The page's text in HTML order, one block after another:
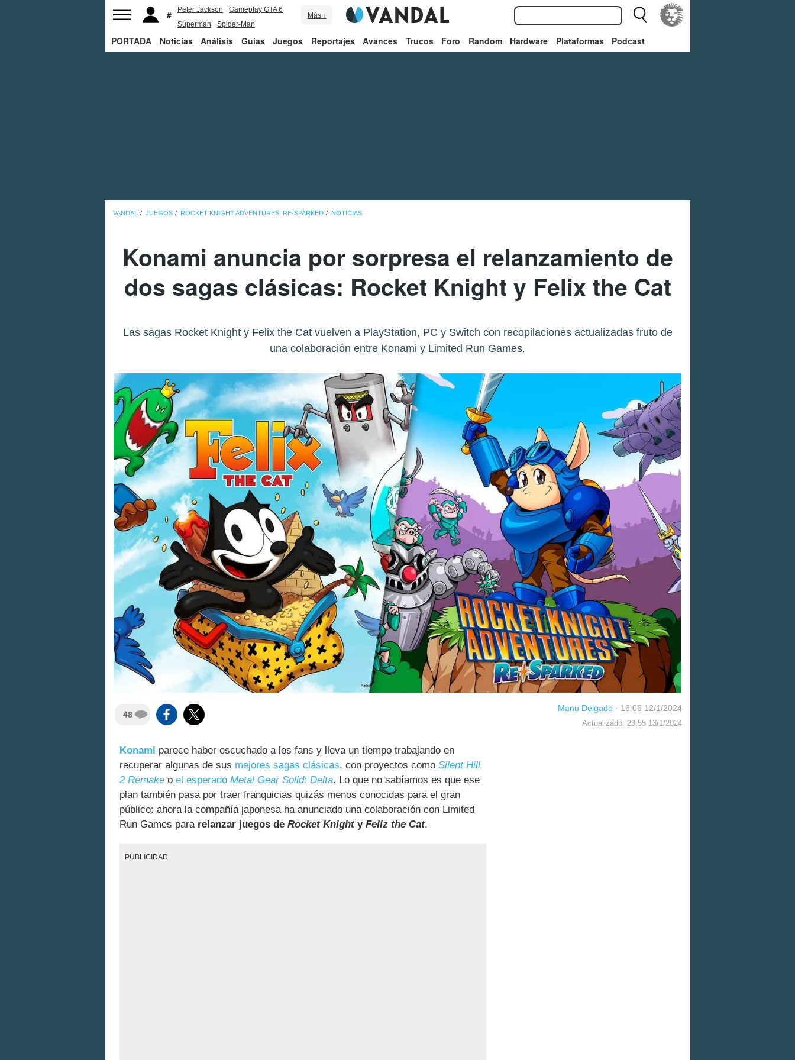
Peter Jackson
Gameplay GTA 6
Superman
Spider-Man
Más ↓
PORTADA Noticias Análisis Guías Juegos Reportajes Avances Trucos Foro Random Hardware Plataformas Podcast
VANDAL JUEGOS ROCKET KNIGHT ADVENTURES: RE-SPARKED NOTICIAS
Konami anuncia por sorpresa el relanzamiento de
dos sagas clásicas: Rocket Knight y Felix the Cat
Las sagas Rocket Knight y Felix the Cat vuelven a PlayStation, PC y Switch con recopilaciones actualizadas fruto de
una colaboración entre Konami y Limited Run Games.
48
Manu Delgado · 16:06 12/1/2024
Actualizado: 23:55 13/1/2024
Konami parece haber escuchado a los fans y lleva un tiempo trabajando en
recuperar algunas de sus mejores sagas clásicas, con proyectos como Silent Hill
2 Remake o el esperado Metal Gear Solid: Delta. Lo que no sabíamos es que ese
plan también pasa por traer franquicias quizás menos conocidas para el gran
público: ahora la compañía japonesa ha anunciado una colaboración con Limited
Run Games para relanzar juegos de Rocket Knighty Feliz the Cat.
PUBLICIDAD